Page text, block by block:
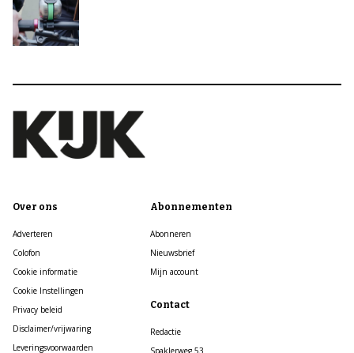
Over ons
Adverteren
Colofon
Cookie informatie
Cookie Instellingen
Privacy beleid
Disclaimer/vrijwaring
Leveringsvoorwaarden
Abonnementen
Abonneren
Nieuwsbrief
Mijn account
Contact
Redactie
Spaklerweg 53